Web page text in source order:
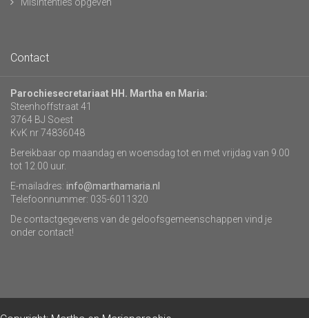
Contact
Parochiesecretariaat HH. Martha en Maria:
Steenhoffstraat 41
3764 BJ Soest
KvK nr 74836048
Bereikbaar op maandag en woensdag tot en met vrijdag van 9.00
tot 12.00 uur.
E-mailadres: info@marthamaria.nl
Telefoonnummer: 035-6011320
De contactgegevens van de geloofsgemeenschappen vind je
onder contact!